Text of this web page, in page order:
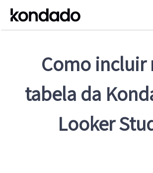
Como incluir
tabela da
Looker